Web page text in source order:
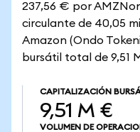
237,56 € por
circulante de 40,05
Amazon (Ondo
bursátil total de 9,51
CAPITALIZACIÓN
9,51 M €
VOLUMEN DE